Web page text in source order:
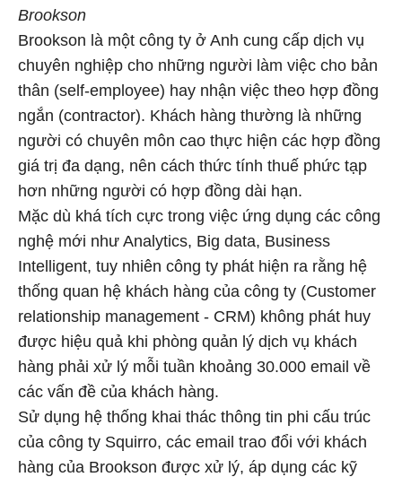
Brookson
Brookson là một công ty ở Anh cung cấp dịch vụ
chuyên nghiệp cho những người làm việc cho bản
thân (self-employee) hay nhận việc theo hợp đồng
ngắn (contractor). Khách hàng thường là những
người có chuyên môn cao thực hiện các hợp đồng
giá trị đa dạng, nên cách thức tính thuế phức tạp
hơn những người có hợp đồng dài hạn.
Mặc dù khá tích cực trong việc ứng dụng các công
nghệ mới như Analytics, Big data, Business
Intelligent, tuy nhiên công ty phát hiện ra rằng hệ
thống quan hệ khách hàng của công ty (Customer
relationship management - CRM) không phát huy
được hiệu quả khi phòng quản lý dịch vụ khách
hàng phải xử lý mỗi tuần khoảng 30.000 email về
các vấn đề của khách hàng.
Sử dụng hệ thống khai thác thông tin phi cấu trúc
của công ty Squirro, các email trao đổi với khách
hàng của Brookson được xử lý, áp dụng các kỹ